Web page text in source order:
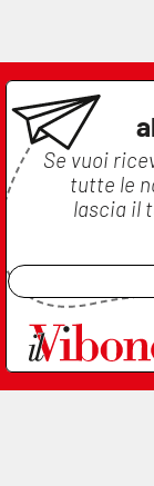
Se vuoi
tutte le
lascia il
lacplay.it
lactv.it
laconair.it